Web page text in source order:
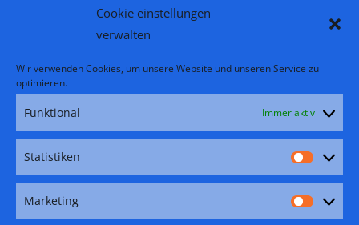
Cookie einstellungen
verwalten
Wir verwenden Cookies, um unsere Website und unseren Service zu
optimieren.
Funktional Immer aktiv
Statistiken
Marketing
Folge uns:
FacebookPinterestInstagramYouTubeTikTok